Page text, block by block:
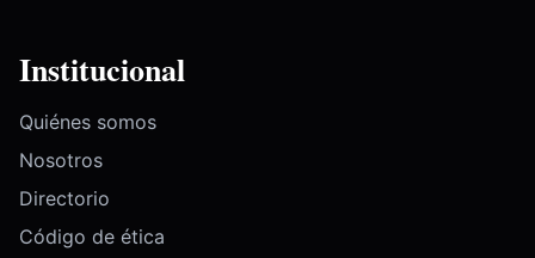
Institucional
Quiénes somos
Nosotros
Directorio
Código de ética